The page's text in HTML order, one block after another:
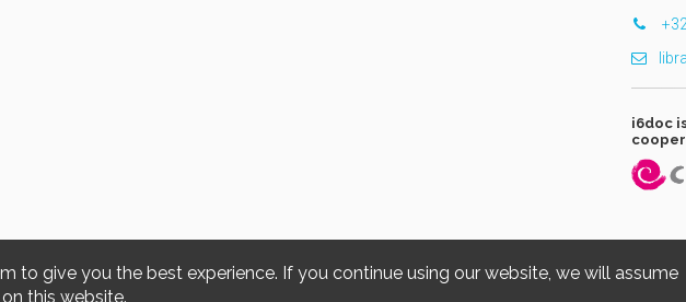
to give you the best experience. If you continue using our website, we will assume
this website.
i6doc
Copyright © 2026, i6doc. Powered by